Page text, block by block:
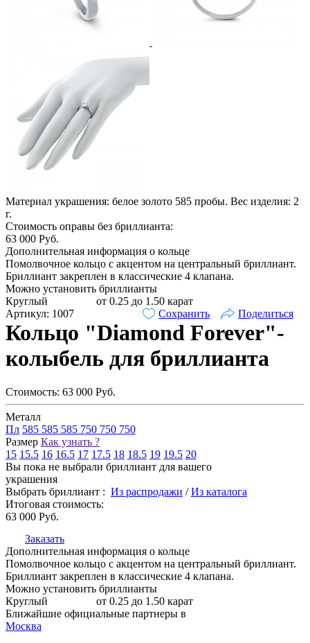
Материал украшения: белое золото 585 пробы. Вес изделия: 2
г.
Стоимость оправы без бриллианта:
63 000 Руб.
Дополнительная информация о кольце
Помолвочное кольцо с акцентом на центральный бриллиант.
Бриллиант закреплен в классические 4 клапана.
Можно установить бриллианты
Круглый
от 0.25 до 1.50 карат
Артикул: 1007
Сохранить Поделиться
Кольцо "Diamond Forever"-
колыбель для бриллианта
Стоимость: 63 000 Руб.
Металл
Пл 585 585 585 750 750 750
Размер Как узнать ?
15 15.5 16 16.5 17 17.5 18 18.5 19 19.5 20
Вы пока не выбрали бриллиант для вашего
украшения
Выбрать бриллиант : Из распродажи /Из каталога
Итоговая стоимость:
63 000 Руб.
Заказать
Дополнительная информация о кольце
Помолвочное кольцо с акцентом на центральный бриллиант.
Бриллиант закреплен в классические 4 клапана.
Можно установить бриллианты
Круглый
от 0.25 до 1.50 карат
Ближайшие официальные партнеры в
Москва